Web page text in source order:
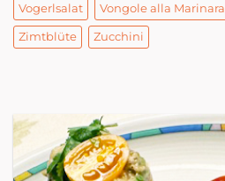
Vogerlsalat Vongole alla Marinara
Zimtblüte Zucchini